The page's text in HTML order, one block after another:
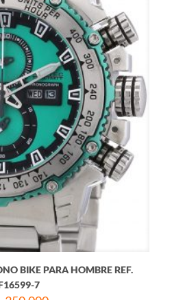
BIKE PARA HOMBRE REF.
7